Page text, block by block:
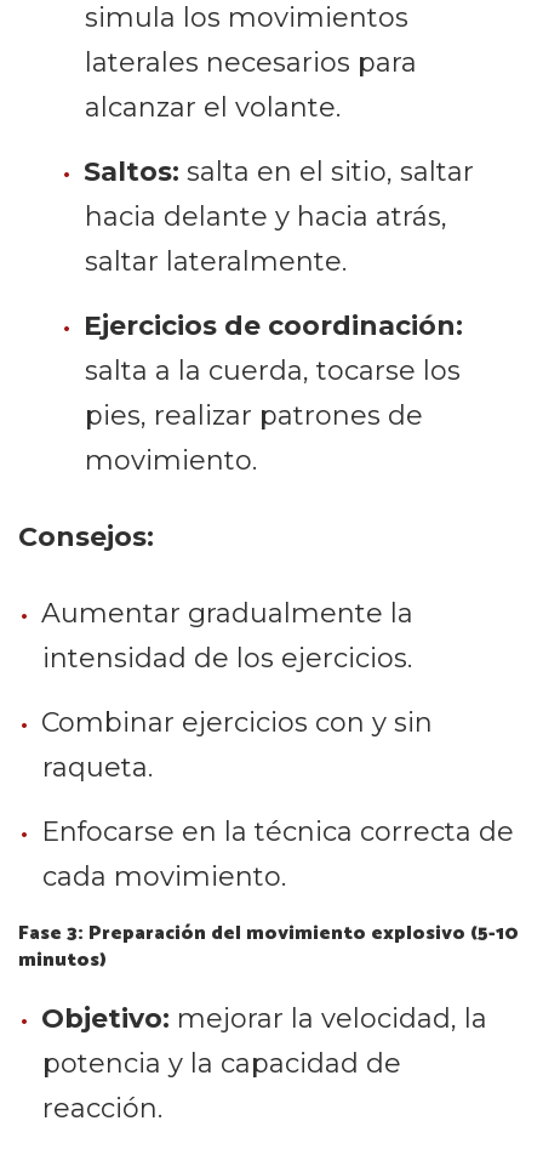
simula los movimientos
laterales necesarios para
alcanzar el volante.
Saltos: salta en el sitio, saltar
hacia delante y hacia atrás,
saltar lateralmente.
Ejercicios de coordinación:
salta a la cuerda, tocarse los
pies, realizar patrones de
movimiento.
Consejos:
Aumentar gradualmente la
intensidad de los ejercicios.
Combinar ejercicios con y sin
raqueta.
Enfocarse en la técnica correcta de
cada movimiento.
Fase 3: Preparación del movimiento explosivo (5-10
minutos)
Objetivo: mejorar la velocidad, la
potencia y la capacidad de
reacción.